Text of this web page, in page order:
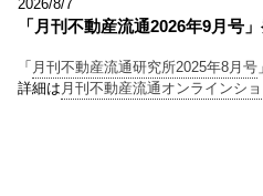
2026/8/7
「月刊不動産流通2026年9月号」
「 月刊不動産流通研究所2025年8月号
詳細は 月刊不動産流通オンラインシ